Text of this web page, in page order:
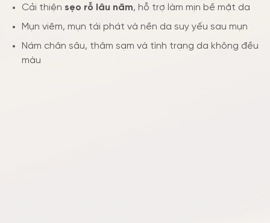
Cải thiện sẹo rỗ lâu năm, hỗ trợ làm mịn bề mặt da
Mụn viêm, mụn tái phát và nền da suy yếu sau mụn
Nám chân sâu, thâm sạm và tình trạng da không đều
màu